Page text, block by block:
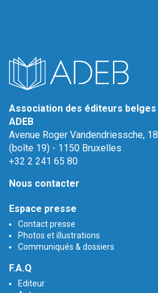
Association des éditeurs belges
ADEB
Avenue Roger Vandendriessche, 18
(boîte 19) - 1150 Bruxelles
+32 2 241 65 80
Nous contacter
Espace presse
Contact presse
Photos et illustrations
Communiqués & dossiers
F.A.Q
Editeur